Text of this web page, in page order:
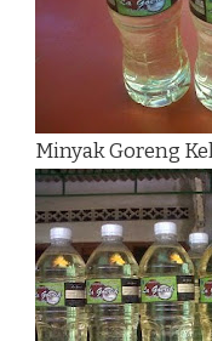
Minyak Goreng